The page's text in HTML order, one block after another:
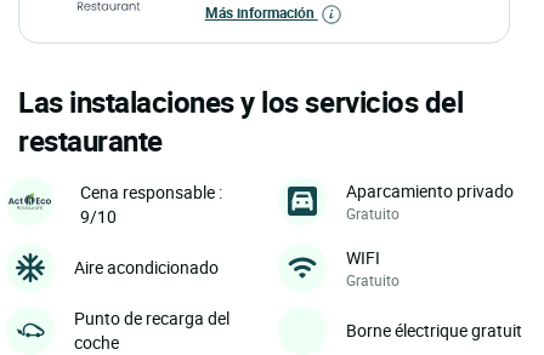
Más información
Las instalaciones y los servicios del
restaurante
Cena responsable :
9/10
Aparcamiento privado
Gratuito
Aire acondicionado WIFI
Gratuito
Punto de recarga del
coche
Borne électrique gratuit